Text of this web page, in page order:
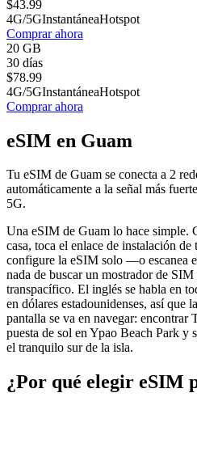
$43.99
4G/5GInstantáneaHotspot
Comprar ahora
20 GB
30 días
$78.99
4G/5GInstantáneaHotspot
Comprar ahora
eSIM en Guam
Tu eSIM de Guam se conecta a 2
automáticamente a la señal más
5G.
Una eSIM de Guam lo hace simple.
casa, toca el enlace de instalación
configure la eSIM solo —o escanea
nada de buscar un mostrador de
transpacífico. El inglés se habla en
en dólares estadounidenses, así que
pantalla se va en navegar:
puesta de sol en Ypao Beach Park y
el tranquilo sur de la isla.
¿Por qué elegir eSIM